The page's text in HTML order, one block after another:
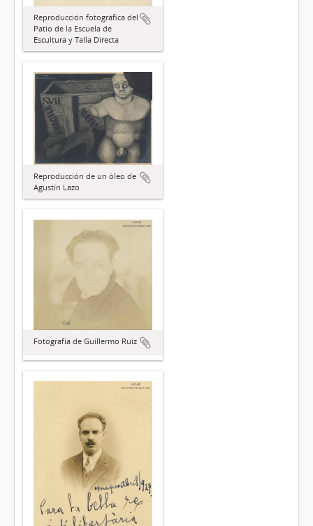
Reproducción fotográfica del
Patio de la Escuela de
Escultura y Talla Directa
Reproducción de un óleo de
Agustín Lazo
Fotografía de Guillermo Ruiz